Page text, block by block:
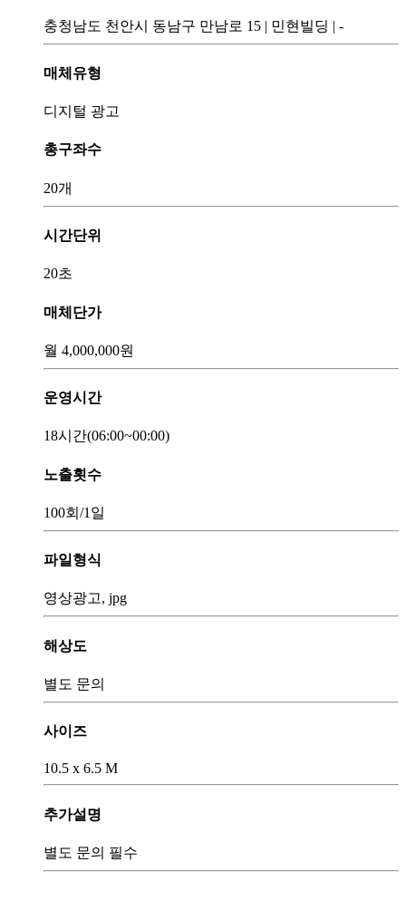
충청남도 천안시 동남구 만남로 15 | 민현빌딩 | -
매체유형
디지털 광고
총구좌수
20개
시간단위
20초
매체단가
월 4,000,000원
운영시간
18시간(06:00~00:00)
노출횟수
100회 /1일
파일형식
영상광고, jpg
해상도
별도 문의
사이즈
10.5 x 6.5 M
추가설명
별도 문의 필수